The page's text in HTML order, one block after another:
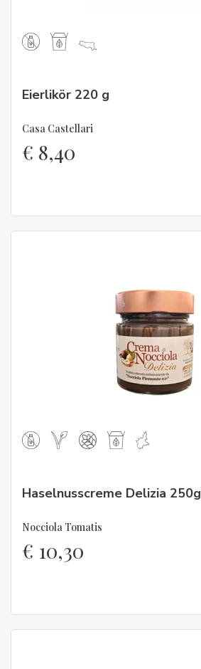
Eierlikör 220 g
Casa Castellari
€ 8,40
Haselnusscreme Delizia 250g
Nocciola Tomatis
€ 10,30